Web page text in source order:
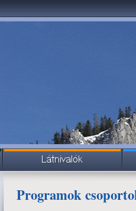
Programok